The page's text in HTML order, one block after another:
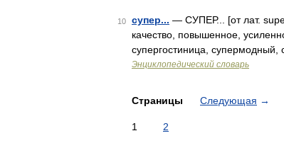
10 супер... — СУПЕР... [от лат.
качество, повышенное,
супергостиница,
Энциклопедический словарь
Страницы Следующая →
1 2